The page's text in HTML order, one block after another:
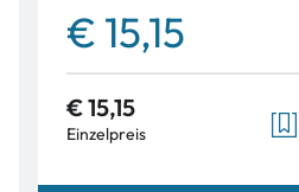
€ 15,15
€ 15,15
Einzelpreis